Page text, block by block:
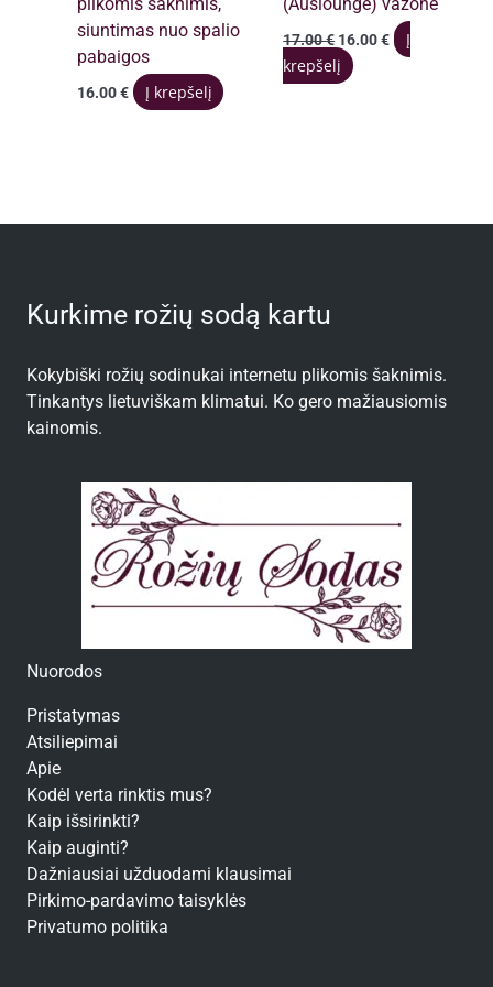
plikomis šaknimis,
siuntimas nuo spalio
pabaigos
16.00€ Į krepšelį
(Auslounge) vazone
17.00€ Original
price
was:
16.00€Current
price
Į
krepšelį
Kurkime rožių sodą kartu
Kokybiški rožių sodinukai internetu plikomis šaknimis.
Tinkantys lietuviškam klimatui. Ko gero mažiausiomis
kainomis.
Nuorodos
Pristatymas
Atsiliepimai
Apie
Kodėl verta rinktis mus?
Kaip išsirinkti?
Kaip auginti?
Dažniausiai užduodami klausimai
Pirkimo-pardavimo taisyklės
Privatumo politika